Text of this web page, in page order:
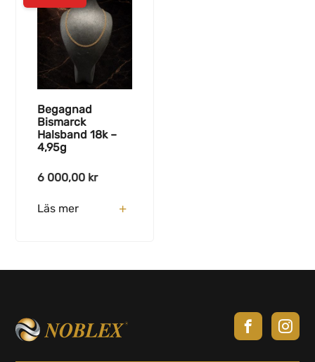
Begagnad
Bismarck
Halsband 18k –
4,95g
6 000,00 kr
Läs mer